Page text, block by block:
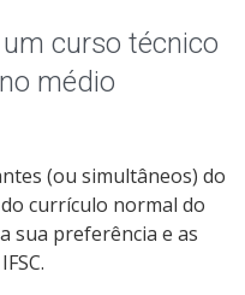
curso técnico
médio
(ou simultâneos) do
currículo normal do
sua preferência e as